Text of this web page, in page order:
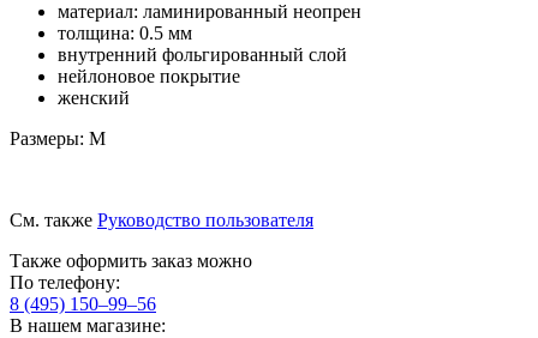
материал: ламинированный неопрен
толщина: 0.5 мм
внутренний фольгированный слой
нейлоновое покрытие
женский
Размеры: M
См. также Руководство пользователя
Также оформить заказ можно
По телефону:
8 (495) 150–99–56
В нашем магазине: